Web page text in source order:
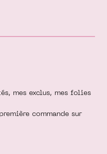
mes exclus, mes folies
commande sur